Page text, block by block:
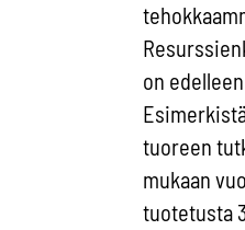
on
tuoreen
mukaan
tuotetusta